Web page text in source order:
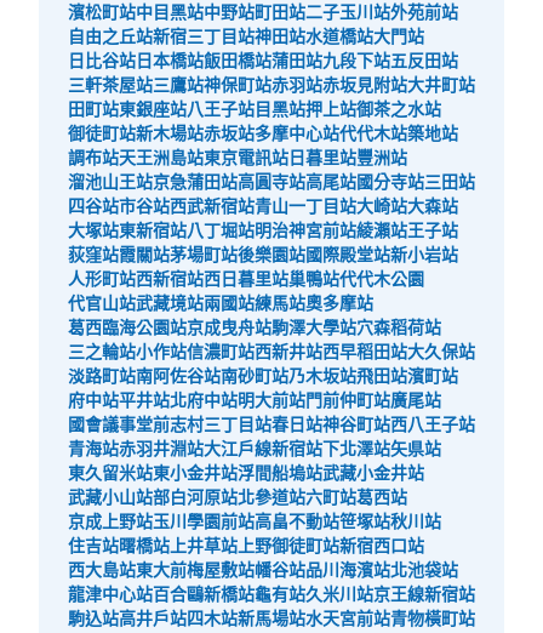
濱松町站中目黑站中野站町田站二子玉川站外苑前站
自由之丘站新宿三丁目站神田站水道橋站大門站
日比谷站日本橋站飯田橋站蒲田站九段下站五反田站
三軒茶屋站三鷹站神保町站赤羽站赤坂見附站大井町站
田町站東銀座站八王子站目黑站押上站御茶之水站
御徒町站新木場站赤坂站多摩中心站代代木站築地站
調布站天王洲島站東京電訊站日暮里站豐洲站
溜池山王站京急蒲田站高圓寺站高尾站國分寺站三田站
四谷站市谷站西武新宿站青山一丁目站大崎站大森站
大塚站東新宿站八丁堀站明治神宮前站綾瀨站王子站
荻窪站霞關站茅場町站後樂園站國際殿堂站新小岩站
人形町站西新宿站西日暮里站巢鴨站代代木公園
代官山站武藏境站兩國站練馬站奧多摩站
葛西臨海公園站京成曳舟站駒澤大學站穴森稻荷站
三之輪站小作站信濃町站西新井站西早稻田站大久保站
淡路町站南阿佐谷站南砂町站乃木坂站飛田站濱町站
府中站平井站北府中站明大前站門前仲町站廣尾站
國會議事堂前志村三丁目站春日站神谷町站西八王子站
青海站赤羽井淵站大江戶線新宿站下北澤站矢県站
東久留米站東小金井站浮間船塢站武藏小金井站
武藏小山站部白河原站北參道站六町站葛西站
京成上野站玉川學園前站高畠不動站笹塚站秋川站
住吉站曙橋站 上井草站 上野御徒町站新宿西口站
西大島站東大前梅屋敷站幡谷站品川海濱站北池袋站
龍津中心站百合鷗新橋站龜有站久米川站京王線新宿站
駒込站高井戶站四木站新馬場站水天宮前站青物橫町站